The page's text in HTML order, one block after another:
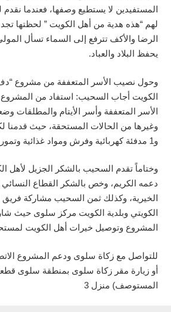
المستفيدين لا يستطيع وصفها، فعندما
لهم “هذه هدية من أهل الكويت ” لحظتها
الرضا والأكف تترفع إلى السماء تسأل
يحفظ البلاد والعباد.
وحول نصيب الأسر المتعففة من مشروع
الأسر المتعففة وأسر الأيتام والمطلقات
و1 مدفئة كهربائية وفرش ومواد غذائية وتمور.
وختاماً تقدم السحيب بالشكر الجزيل لأهل
دعمه الكريم، وخص بالشكر القطاع النسائي
الخيرية، وكذلك ثمن السحيب مشاركة فريق
الكويتي وبلدية الكويت مركز سلوى حيث
المشروع وتوصيل خيرات أهل الكويت
المستوصف) منزل 3